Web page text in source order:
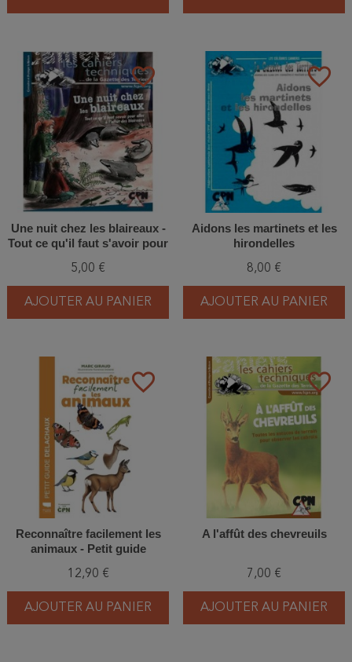
favorite_border
Une nuit chez les blaireaux -
Tout ce qu'il faut s'avoir pour
5,00 €
AJOUTER AU PANIER
favorite_border
Aidons les martinets et les
hirondelles
8,00 €
AJOUTER AU PANIER
favorite_border
Reconnaître facilement les
animaux - Petit guide
12,90 €
AJOUTER AU PANIER
favorite_border
A l'affût des chevreuils
7,00 €
AJOUTER AU PANIER